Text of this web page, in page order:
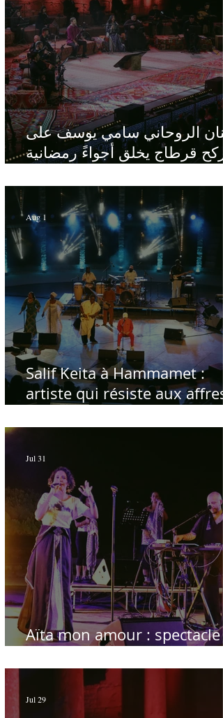
الروحاني سامي يوسف على
ركح قرطاج يخلق أجواءً رمضانية
Salif Keita à Hammamet :
artiste qui résiste aux affres
Aug 1
Aïta mon amour : spectacle
Jul 31
Jul 29